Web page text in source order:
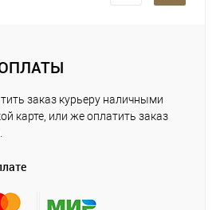
заказ курьеру наличными
карте, или же оплатить заказ